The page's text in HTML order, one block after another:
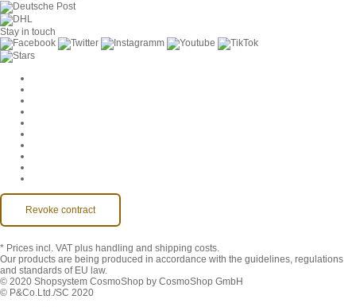
Stay in touch
Revoke contract
* Prices incl. VAT plus handling and shipping costs.
Our products are being produced in accordance with the guidelines, regulations
and standards of EU law.
© 2020 Shopsystem CosmoShop by CosmoShop GmbH
© P&Co.Ltd./SC 2020